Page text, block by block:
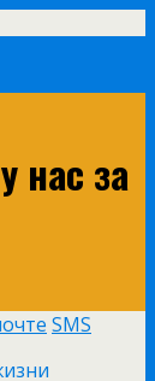
нас за
SMS